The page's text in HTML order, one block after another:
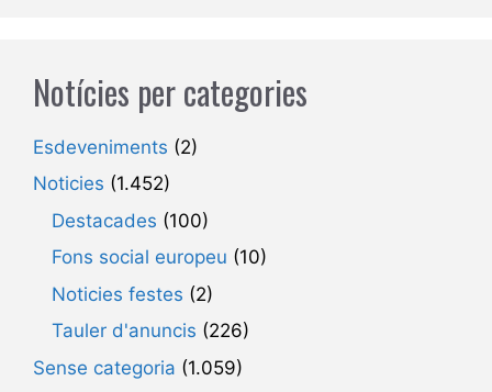
Notícies per categories
Esdeveniments (2)
Noticies (1.452)
Destacades (100)
Fons social europeu (10)
Noticies festes (2)
Tauler d'anuncis (226)
Sense categoria (1.059)